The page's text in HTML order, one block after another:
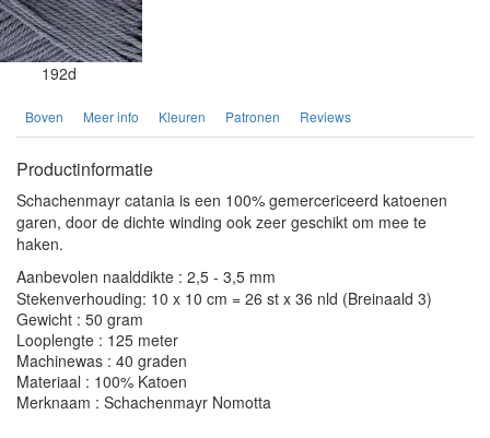
192d
Boven Meer info Kleuren Patronen Reviews
Productinformatie
Schachenmayr catania is een 100% gemercericeerd katoenen
garen, door de dichte winding ook zeer geschikt om mee te
haken.
Aanbevolen naalddikte : 2,5 - 3,5 mm
Stekenverhouding: 10 x 10 cm = 26 st x 36 nld (Breinaald 3)
Gewicht : 50 gram
Looplengte : 125 meter
Machinewas : 40 graden
Materiaal : 100% Katoen
Merknaam : Schachenmayr Nomotta